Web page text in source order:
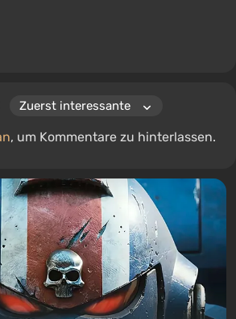
, um Kommentare zu hinterlassen.